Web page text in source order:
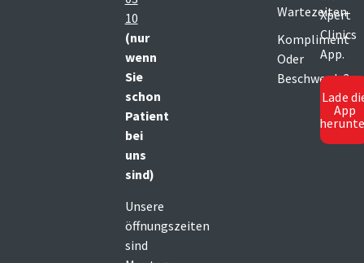
10
(nur
wenn
Sie
schon
Patient
bei
uns
sind)
Unsere
öffnungszeiten
sind
Wartezeiten
Kompliment
Oder
Beschwerde?
Xpert
Clinics
App.
Lade
App